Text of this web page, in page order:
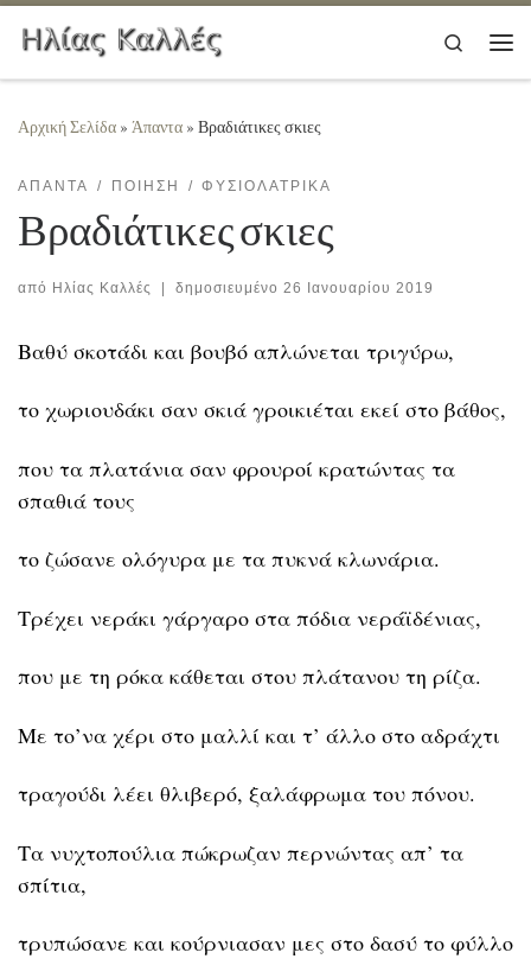
Μετάβαση στο περιεχόμενο
Search
Αρχική Σελίδα » Άπαντα » Βραδιάτικες σκιες
ΆΠΑΝΤΑ ΠΟΊΗΣΗ ΦΥΣΙΟΛΑΤΡΙΚΆ
Βραδιάτικες σκιες
από Ηλίας Καλλές | δημοσιευμένο 26 Ιανουαρίου 2019
Βαθύ σκοτάδι και βουβό απλώνεται τριγύρω,
το χωριουδάκι σαν σκιά γροικιέται εκεί στο βάθος,
που τα πλατάνια σαν φρουροί κρατώντας τα
σπαθιά τους
το ζώσανε ολόγυρα με τα πυκνά κλωνάρια.
Τρέχει νεράκι γάργαρο στα πόδια νεράϊδένιας,
που με τη ρόκα κάθεται στου πλάτανου τη ρίζα.
Με το’να χέρι στο μαλλί και τ’ άλλο στο αδράχτι
τραγούδι λέει θλιβερό, ξαλάφρωμα του πόνου.
Τα νυχτοπούλια πώκρωζαν περνώντας απ’ τα
σπίτια,
τρυπώσανε και κούρνιασαν μες στο δασύ το φύλλο